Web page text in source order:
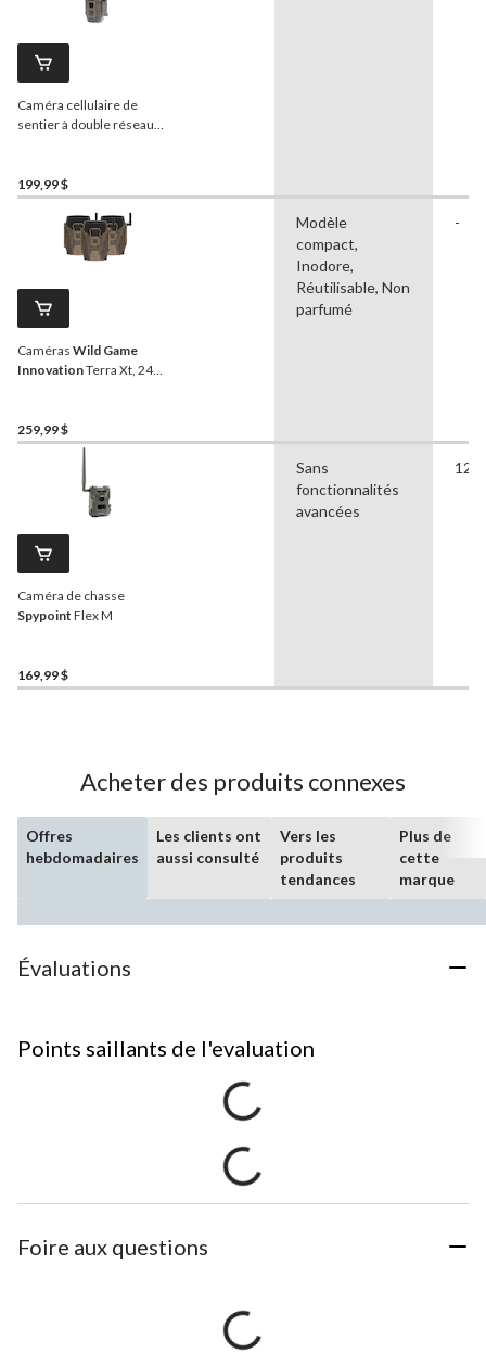
Caméra cellulaire de
sentier à double réseau
199,99 $
Caméras Wild Game
InnovationTerra Xt, 24
259,99 $
Modèle
compact,
Inodore,
Réutilisable, Non
parfumé
-
Caméra de chasse
Spypoint Flex M
169,99 $
Sans
fonctionnalités
avancées
Acheter des produits connexes
Offres
hebdomadaires
Les clients ont
aussi consulté
Vers les
produits
tendances
Plus de
cette
marque
Évaluations
Points saillants de l'evaluation
Foire aux questions